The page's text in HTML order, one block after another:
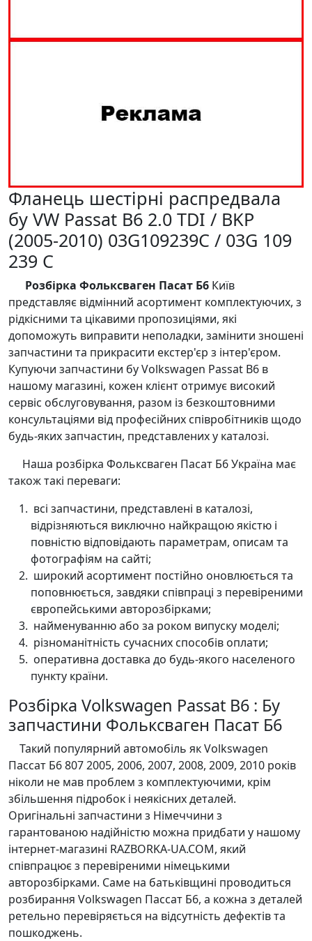
Фланець шестірні распредвала
бу VW Passat B6 2.0 TDI / BKP
(2005-2010) 03G109239C / 03G 109
239 C
Розбірка Фольксваген Пасат Б6 Київ
представляє відмінний асортимент комплектуючих, з
рідкісними та цікавими пропозиціями, які
допоможуть виправити неполадки, замінити зношені
запчастини та прикрасити екстер'єр з інтер'єром.
Купуючи запчастини бу Volkswagen Passat B6 в
нашому магазині, кожен клієнт отримує високий
сервіс обслуговування, разом із безкоштовними
консультаціями від професійних співробітників щодо
будь-яких запчастин, представлених у каталозі.
Наша розбірка Фольксваген Пасат Б6 Україна має
також такі переваги:
всі запчастини, представлені в каталозі,
відрізняються виключно найкращою якістю і
повністю відповідають параметрам, описам та
фотографіям на сайті;
широкий асортимент постійно оновлюється та
поповнюється, завдяки співпраці з перевіреними
європейськими авторозбірками;
найменуванню або за роком випуску моделі;
різноманітність сучасних способів оплати;
оперативна доставка до будь-якого населеного
пункту країни.
Розбірка Volkswagen Passat B6 : Бу
запчастини Фольксваген Пасат Б6
Такий популярний автомобіль як Volkswagen
Пассат Б6 807 2005, 2006, 2007, 2008, 2009, 2010 років
ніколи не мав проблем з комплектуючими, крім
збільшення підробок і неякісних деталей.
Оригінальні запчастини з Німеччини з
гарантованою надійністю можна придбати у нашому
інтернет-магазині RAZBORKA-UA.COM, який
співпрацює з перевіреними німецькими
авторозбірками. Саме на батьківщині проводиться
розбирання Volkswagen Пассат Б6, а кожна з деталей
ретельно перевіряється на відсутність дефектів та
пошкоджень.